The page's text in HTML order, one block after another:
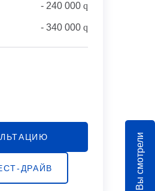
- 240 000 q
- 340 000 q
ДРАЙВ Вы смотрели